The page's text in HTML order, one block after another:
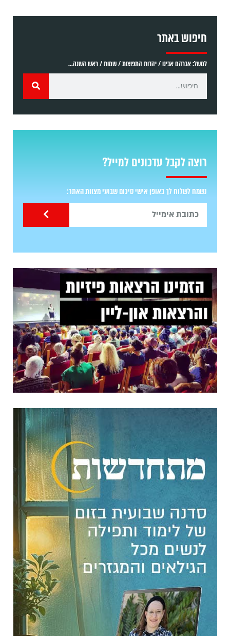
חיפוש באתר
למשל: אברהם אבינו / יהדות התפוצות / שמות / ראש השנה...
רוצה לקבל עדכונים למייל?
נשמח לשלוח לך באופן אישי סיכום שבועי מצוות האתר: